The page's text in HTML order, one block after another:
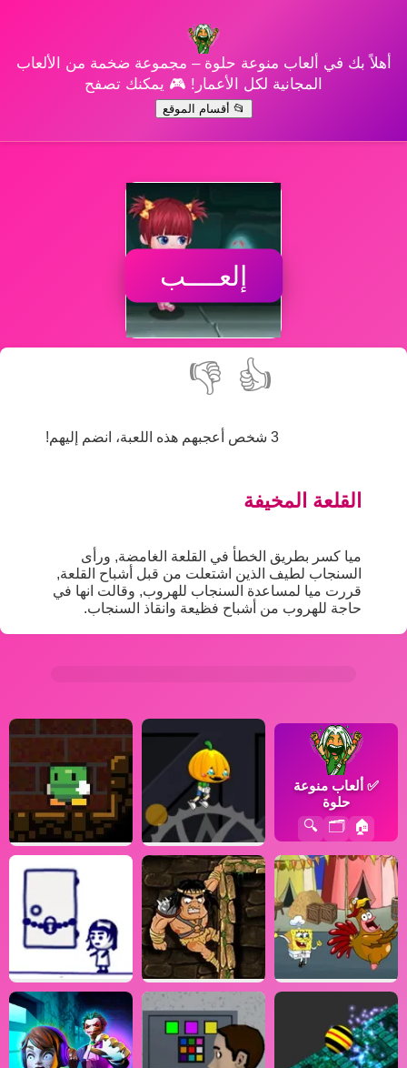
أهلاً بك في ألعاب منوعة حلوة – مجموعة ضخمة من الألعاب
المجانية لكل الأعمار! 🎮 يمكنك تصفح
📂 أقسام الموقع
إلعــــب
👍
👎
3 شخص أعجبهم هذه اللعبة، انضم إليهم!
القلعة المخيفة
ميا كسر بطريق الخطأ في القلعة الغامضة, ورأى
السنجاب لطيف الذين اشتعلت من قبل أشباح القلعة,
قررت ميا لمساعدة السنجاب للهروب, وقالت انها في
حاجة للهروب من أشباح فظيعة وانقاذ السنجاب.
✅ ألعاب منوعة
حلوة
🏠
🗂️
🔍